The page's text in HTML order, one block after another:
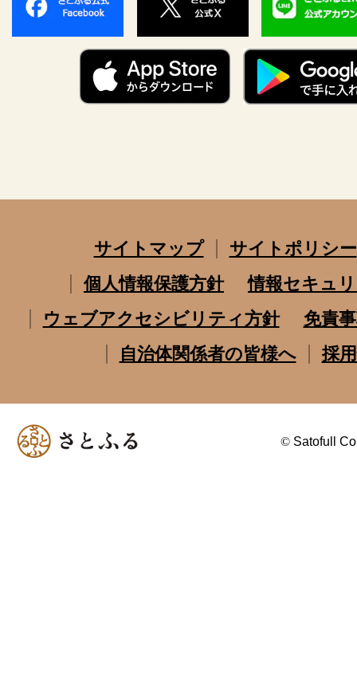
サイトマップ
サイトポリシー
個人情報保護方針
情報セキュ
ウェブアクセシビリティ方針
免責
自治体関係者の皆様へ
採
© Satofull